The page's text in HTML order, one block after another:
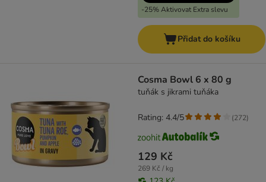
-25% Aktivovat Extra slevu
Přidat do košíku
Cosma Bowl 6 x 80 g
tuňák s jikrami tuňáka
129 Kč
269 Kč / kg
Rating: 4.4/5 (272)